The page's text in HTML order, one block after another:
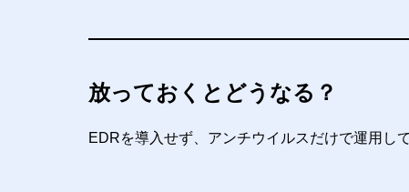
放っておくとどうなる？
EDRを導入せず、アンチウイルスだけで運用し